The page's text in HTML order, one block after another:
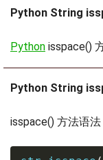
Python String
Python isspace()
Python String
isspace() 方法语法